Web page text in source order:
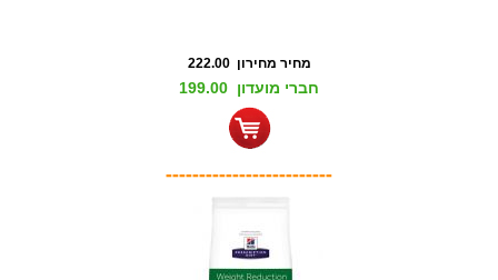
מחיר מחירון 222.00
חברי מועדון 199.00
-------------------------